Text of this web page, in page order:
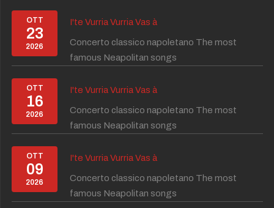
OTT
23
2026
I'te Vurria Vurria Vas à
Concerto classico napoletano The most
famous Neapolitan songs
OTT
16
2026
I'te Vurria Vurria Vas à
Concerto classico napoletano The most
famous Neapolitan songs
OTT
09
2026
I'te Vurria Vurria Vas à
Concerto classico napoletano The most
famous Neapolitan songs